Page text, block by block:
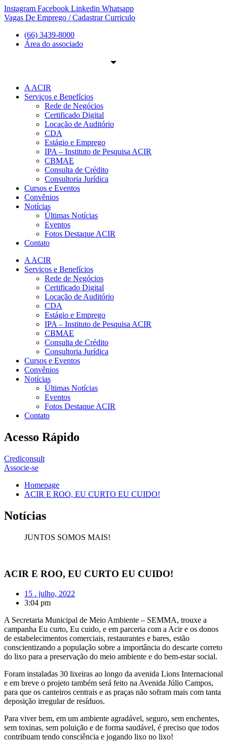
Ir
para
conteúdo
Instagram Facebook Linkedin Whatsapp
Vagas De Emprego / Cadastrar Curriculo
(66) 3439-8000
Área do associado
A ACIR
Serviços e Benefícios
Rede de Negócios
Certificado Digital
Locação de Auditório
CDA
Estágio e Emprego
IPA – Instituto de Pesquisa ACIR
CBMAE
Consulta de Crédito
Consultoria Jurídica
Cursos e Eventos
Convênios
Notícias
Últimas Notícias
Eventos
Fotos Destaque ACIR
Contato
A ACIR
Serviços e Benefícios
Rede de Negócios
Certificado Digital
Locação de Auditório
CDA
Estágio e Emprego
IPA – Instituto de Pesquisa ACIR
CBMAE
Consulta de Crédito
Consultoria Jurídica
Cursos e Eventos
Convênios
Notícias
Últimas Notícias
Eventos
Fotos Destaque ACIR
Contato
Acesso Rápido
Crediconsult
Associe-se
Homepage
ACIR E ROO, EU CURTO EU CUIDO!
Notícias
JUNTOS SOMOS MAIS!
ACIR E ROO, EU CURTO EU CUIDO!
15 . julho, 2022
3:04 pm
A Secretaria Municipal de Meio Ambiente – SEMMA, trouxe a
campanha Eu curto, Eu cuido, e em parceria com a Acir e os donos
de estabelecimentos comerciais, restaurantes e bares, estão
conscientizando a população sobre a importância do descarte correto
do lixo para a preservação do meio ambiente e do bem-estar social.
Foram instaladas 30 lixeiras ao longo da avenida Lions Internacional
e em breve o projeto também será feito na Avenida Júlio Campos,
para que os canteiros centrais e as praças não sofram mais com tanta
deposição irregular de resíduos.
Para viver bem, em um ambiente agradável, seguro, sem enchentes,
sem toxinas, sem poluição e de forma saudável, é preciso que todos
contribuam tendo consciência e jogando lixo no lixo!